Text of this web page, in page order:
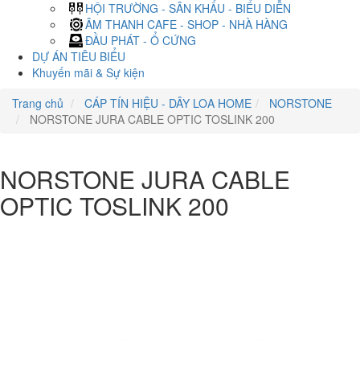
HỘI TRƯỜNG - SÂN KHẤU - BIỂU DIỄN
ÂM THANH CAFE - SHOP - NHÀ HÀNG
ĐẦU PHÁT - Ổ CỨNG
DỰ ÁN TIÊU BIỂU
Khuyến mãi & Sự kiện
Trang chủ
CÁP TÍN HIỆU - DÂY LOA HOME
NORSTONE
NORSTONE JURA CABLE OPTIC TOSLINK 200
NORSTONE JURA CABLE
OPTIC TOSLINK 200